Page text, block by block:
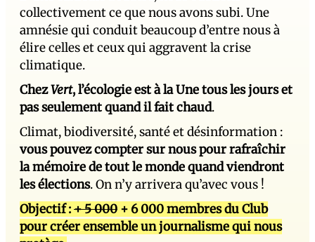
collectivement ce que nous avons subi. Une
amnésie qui conduit beaucoup d’entre nous à
élire celles et ceux qui aggravent la crise
climatique.
ChezVert, l’écologie est à la Une tous les jours et
pas seulement quand il fait chaud.
Climat, biodiversité, santé et désinformation :
vous pouvez compter sur nous pour rafraîchir
la mémoire de tout le monde quand viendront
les élections. On n’y arrivera qu’avec vous !
Objectif :+ 5 000 + 6 000 membres du Club
pour créer ensemble un journalisme qui nous